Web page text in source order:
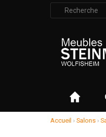
Rechercher
:
Accueil › Salons ›